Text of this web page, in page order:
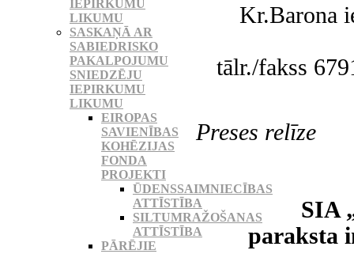
Kr.Barona
tālr./fakss
Preses relīze
SIA
paraksta
IEPIRKUMU
LIKUMU
SASKAŅĀ AR
SABIEDRISKO
PAKALPOJUMU
SNIEDZĒJU
IEPIRKUMU
LIKUMU
EIROPAS
SAVIENĪBAS
KOHĒZIJAS
FONDA
PROJEKTI
ŪDENSSAIMNIECĪBAS
ATTĪSTĪBA
SILTUMRAŽOŠANAS
ATTĪSTĪBA
PĀRĒJIE